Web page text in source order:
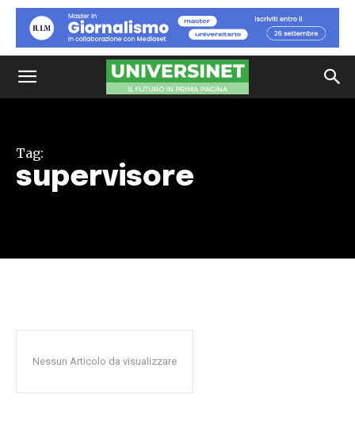
Tag:
supervisore
Nessun Articolo da visualizzare